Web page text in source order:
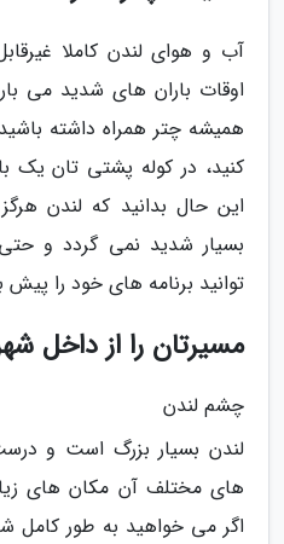
آب و هوای لندن کاملا
اوقات باران های شدید می
همیشه چتر همراه داشته
کنید، در کوله پشتی تان یک
این حال بدانید که لندن
بسیار شدید نمی گردد و
توانید برنامه های خود را پیش
مسیرتان را از داخل
چشم لندن
لندن بسیار بزرگ است و
های مختلف آن مکان های
اگر می خواهید به طور کامل